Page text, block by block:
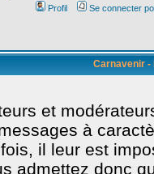
Profil
Se connecter
Carnavenir -
et
à
il leur est
admettez donc